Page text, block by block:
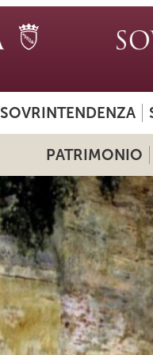
SOVRINTENDENZA
PATRIMONIO